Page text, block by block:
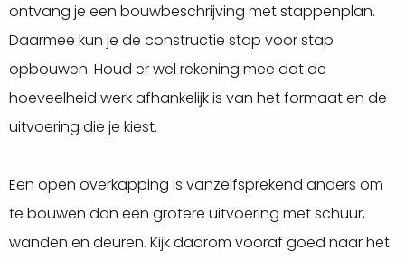
ontvang je een bouwbeschrijving met stappenplan.
Daarmee kun je de constructie stap voor stap
opbouwen. Houd er wel rekening mee dat de
hoeveelheid werk afhankelijk is van het formaat en de
uitvoering die je kiest.
Een open overkapping is vanzelfsprekend anders om
te bouwen dan een grotere uitvoering met schuur,
wanden en deuren. Kijk daarom vooraf goed naar het